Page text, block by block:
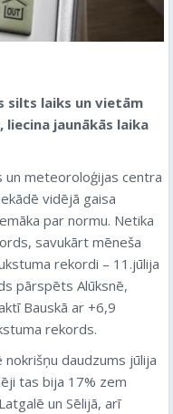
silts laiks un vietām
jaunākās laika
un meteoroloģijas centra
vidējā gaisa
par normu. Netika
savukārt mēneša
rekordi – 11.jūlija
pārspēts Alūksnē,
Bauskā ar +6,9
rekords.
daudzums jūlija
tas bija 17% zem
un Sēlijā, arī